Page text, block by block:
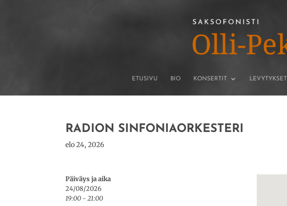
ETUSIVU BIO KONSERTIT LEVYTYKSET
RADION SINFONIAORKESTERI
elo 24, 2026
Päiväys ja aika
24/08/2026
19:00 - 21:00